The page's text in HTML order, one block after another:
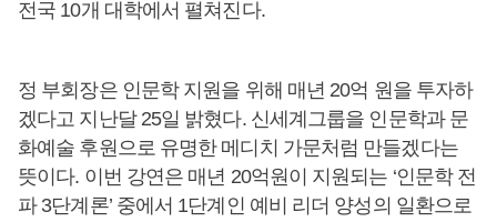
전국 10개 대학에서 펼쳐진다.
정 부회장은 인문학 지원을 위해 매년 20억 원을 투자하
겠다고 지난달 25일 밝혔다. 신세계그룹을 인문학과 문
화예술 후원으로 유명한 메디치 가문처럼 만들겠다는
뜻이다. 이번 강연은 매년 20억원이 지원되는 ‘인문학 전
파 3단계론’ 중에서 1단계인 예비 리더 양성의 일환으로